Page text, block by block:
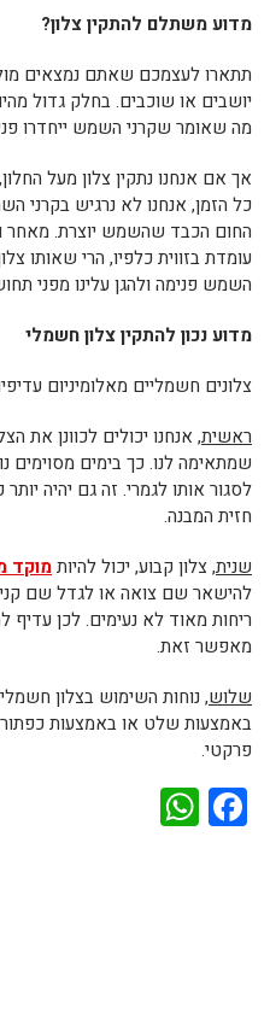
מדוע משתלם להתקין צלון?
תתארו לעצמכם שאתם נמצאים
יושבים או שוכבים. בחלק גדול
מה שאומר שקרני השמש ייחדרו
אך אם אנחנו נתקין צלון מעל
כל הזמן, אנחנו לא נרגיש בקרני
החום הכבד שהשמש יוצרת. מאחר
עומדת בזווית כלפיו, הרי שאותו
השמש פנימה ולהגן עלינו מפני
מדוע נכון להתקין צלון חשמלי
צלונים חשמליים מאלומיניום
ראשית, אנחנו יכולים לכוונן את
שמתאימה לנו. כך בימים מסוימים
לסגור אותו לגמרי. זה גם יהיה
חזית המבנה.
שנית, צלון קבוע, יכול להיותמוקד
להישאר שם צואה או לגדל שם
ריחות מאוד לא נעימים. לכן
מאפשר זאת.
שלוש, נוחות השימוש בצלון
באמצעות שלט או באמצעות
פרקטי.
Facebook